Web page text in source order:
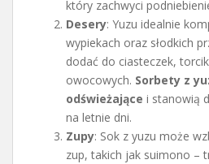
który zachwyci
Desery: Yuzu idealnie
wypiekach oraz słodkich
dodać do ciasteczek,
owocowych. Sorbety z
odświeżające i stanowią
na letnie dni.
Zupy: Sok z yuzu może
zup, takich jak suimono –